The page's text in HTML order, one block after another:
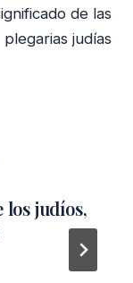
de las
plegarias judías
los judíos,